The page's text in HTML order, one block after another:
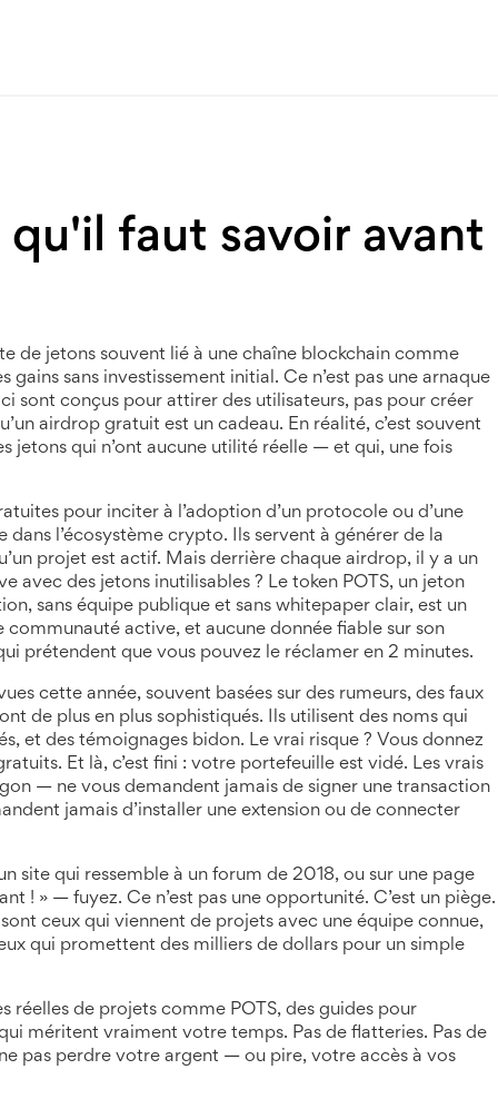
faut savoir avant
de jetons souvent lié à une chaîne blockchain comme
gains sans investissement initial. Ce n’est pas une arnaque
sont conçus pour attirer des utilisateurs, pas pour créer
airdrop gratuit est un cadeau. En réalité, c’est souvent
jetons qui n’ont aucune utilité réelle — et qui, une fois
pour inciter à l’adoption d’un protocole ou d’une
dans l’écosystème crypto. Ils servent à générer de la
projet est actif. Mais derrière chaque airdrop, il y a un
avec des jetons inutilisables ? Le token POTS, un jeton
sans équipe publique et sans whitepaper clair, est un
communauté active, et aucune donnée fiable sur son
prétendent que vous pouvez le réclamer en 2 minutes.
cette année, souvent basées sur des rumeurs, des faux
de plus en plus sophistiqués. Ils utilisent des noms qui
et des témoignages bidon. Le vrai risque ? Vous donnez
Et là, c’est fini : votre portefeuille est vidé. Les vrais
— ne vous demandent jamais de signer une transaction
jamais d’installer une extension ou de connecter
site qui ressemble à un forum de 2018, ou sur une page
! » — fuyez. Ce n’est pas une opportunité. C’est un piège.
ceux qui viennent de projets avec une équipe connue,
qui promettent des milliers de dollars pour un simple
réelles de projets comme POTS, des guides pour
méritent vraiment votre temps. Pas de flatteries. Pas de
pas perdre votre argent — ou pire, votre accès à vos